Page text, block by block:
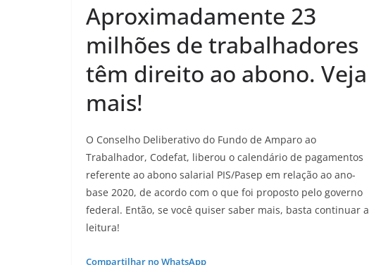
Aproximadamente 23
milhões de trabalhadores
têm direito ao abono. Veja
mais!
O Conselho Deliberativo do Fundo de Amparo ao
Trabalhador, Codefat, liberou o calendário de pagamentos
referente ao abono salarial PIS/Pasep em relação ao ano-
base 2020, de acordo com o que foi proposto pelo governo
federal. Então, se você quiser saber mais, basta continuar a
leitura!
Compartilhar no WhatsApp